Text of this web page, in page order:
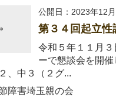
公開日：2023年12
第３４回起立
令和５年１１月
ーで懇談会を開催
、中３（２グ...
障害埼玉親の会